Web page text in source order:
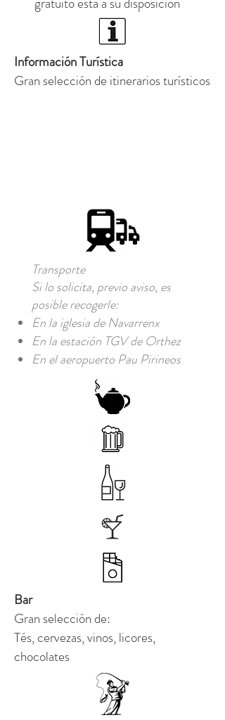
Información Turística
Gran selección de itinerarios turísticos
Transporte
Si lo solicita, previo aviso, es
posible recogerle:
En la iglesia de Navarrenx
En la estación TGV de Orthez
En el aeropuerto Pau Pirineos
Bar
Gran selección de:
Tés, cervezas, vinos, licores,
chocolates